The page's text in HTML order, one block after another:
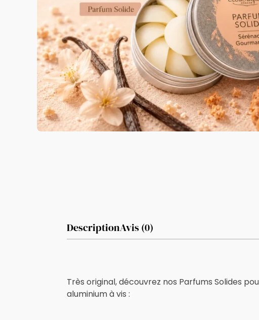
DescriptionAvis (0)
Très original, découvrez nos Parfums Solides
aluminium à vis :